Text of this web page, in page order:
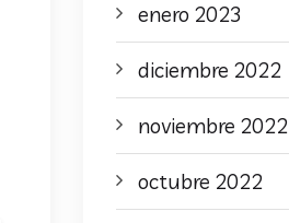
enero 2023
diciembre 2022
noviembre 2022
octubre 2022